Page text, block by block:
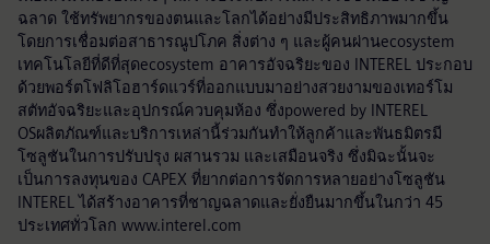
ฉลาด ใช้ทรัพยากรของตนและโลกได้อย่างมีประสิทธิภาพมากขึ้น
โดยการเชื่อมต่อสาธารณูปโภค สิ่งต่าง ๆ และผู้คนผ่านecosystem
เทคโนโลยีที่ดีที่สุดecosystem อาคารอัจฉริยะของ INTEREL ประกอบ
ด้วยพอร์ตโฟลิโอฮาร์ดแวร์ที่ออกแบบมาอย่างสวยงามของเทอร์โม
สตัทอัจฉริยะและอุปกรณ์ควบคุมห้อง ซึ่งpowered by INTEREL
OSผลิตภัณฑ์และบริการเหล่านี้ร่วมกันทำให้ลูกค้าและพันธมิตรมี
โซลูชันในการปรับปรุง ผสานรวม และเสมือนจริง ซึ่งมิฉะนั้นจะ
เป็นการลงทุนของ CAPEX ที่ยากต่อการจัดการหลายอย่างโซลูชัน
INTEREL ได้สร้างอาคารที่ชาญฉลาดและยั่งยืนมากขึ้นในกว่า 45
ประเทศทั่วโลก www.interel.com